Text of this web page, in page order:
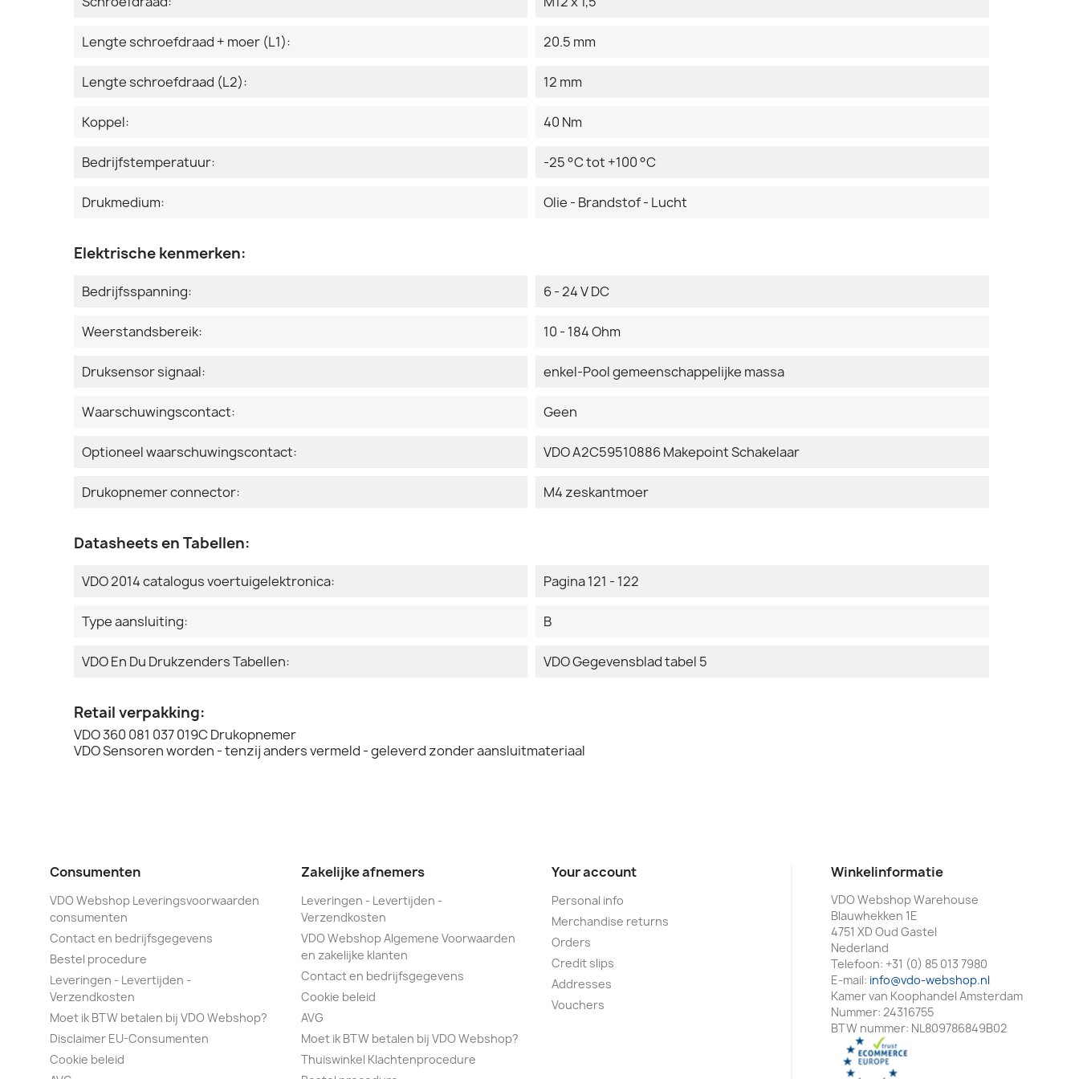
Lengte schroefdraad + moer (L1): 20.5 mm
Lengte schroefdraad (L2): 12 mm
Koppel: 40 Nm
Bedrijfstemperatuur: -25 °C tot +100 °C
Drukmedium: Olie - Brandstof - Lucht
Elektrische kenmerken:
Bedrijfsspanning: 6 - 24 V DC
Weerstandsbereik: 10 - 184 Ohm
Druksensor signaal: enkel-Pool gemeenschappelijke massa
Waarschuwingscontact: Geen
Optioneel waarschuwingscontact: VDO A2C59510886 Makepoint Schakelaar
Drukopnemer connector: M4 zeskantmoer
Datasheets en Tabellen:
VDO 2014 catalogus voertuigelektronica: Pagina 121 - 122
Type aansluiting: B
VDO En Du Drukzenders Tabellen: VDO Gegevensblad tabel 5
Retail verpakking:
VDO 360 081 037 019C Drukopnemer
VDO Sensoren worden - tenzij anders vermeld - geleverd zonder aansluitmateriaal
Consumenten
VDO Webshop Leveringsvoorwaarden
consumenten
Contact en bedrijfsgegevens
Bestel procedure
Leveringen - Levertijden -
Verzendkosten
Moet ik BTW betalen bij VDO Webshop?
Disclaimer EU-Consumenten
Cookie beleid
Zakelijke afnemers
Leveringen - Levertijden -
Verzendkosten
VDO Webshop Algemene Voorwaarden
en zakelijke klanten
Contact en bedrijfsgegevens
Cookie beleid
AVG
Moet ik BTW betalen bij VDO Webshop?
Thuiswinkel Klachtenprocedure
Your account
Personal info
Merchandise returns
Orders
Credit slips
Addresses
Vouchers
Winkelinformatie
VDO Webshop Warehouse
Blauwhekken 1E
4751 XD Oud Gastel
Nederland
Telefoon: +31 (0) 85 013 7980
E-mail: info@vdo-webshop.nl
Kamer van Koophandel Amsterdam
Nummer: 24316755
BTW nummer: NL809786849B02